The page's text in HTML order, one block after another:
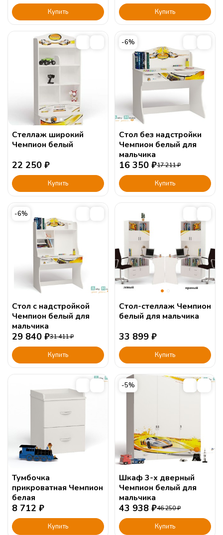
Купить Купить
Стеллаж широкий
Чемпион белый
22 250 ₽
Купить
-6%
Стол без надстройки
Чемпион белый для
мальчика
16 350 ₽17 211₽
Купить
-6%
Стол с надстройкой
Чемпион белый для
мальчика
29 840 ₽31 411₽
Купить
Стол-стеллаж Чемпион
белый для мальчика
33 899 ₽
Купить
Тумбочка
прикроватная Чемпион
белая
8 712 ₽
Купить
-5%
Шкаф 3-х дверный
Чемпион белый для
мальчика
43 938 ₽46 250₽
Купить